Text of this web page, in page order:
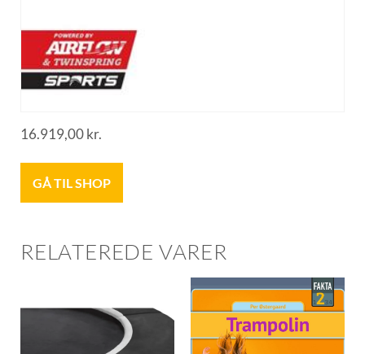
16.919,00kr.
GÅ TIL SHOP
RELATEREDE VARER